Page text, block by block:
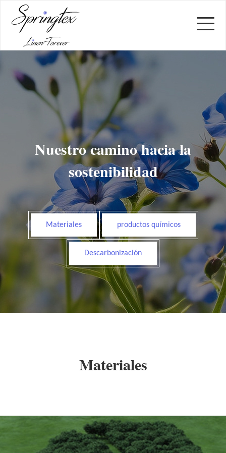

Nuestro camino hacia la
sostenibilidad
Materiales productos químicos
Descarbonización
Materiales